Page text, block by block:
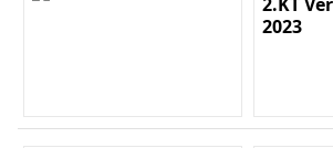
2023